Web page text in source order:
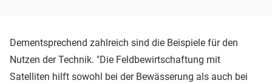
Dementsprechend zahlreich sind die Beispiele für den
Nutzen der Technik. "Die Feldbewirtschaftung mit
Satelliten hilft sowohl bei der Bewässerung als auch bei